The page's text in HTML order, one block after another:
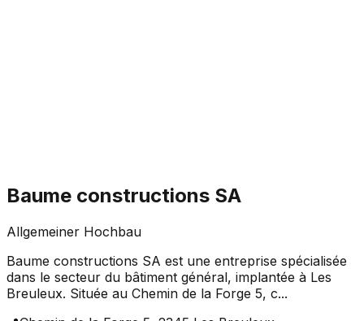
Baume constructions SA
Allgemeiner Hochbau
Baume constructions SA est une entreprise spécialisée
dans le secteur du bâtiment général, implantée à Les
Breuleux. Située au Chemin de la Forge 5, c...